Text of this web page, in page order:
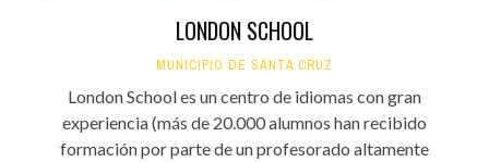
LONDON SCHOOL
MUNICIPIO DE SANTA CRUZ
London School es un centro de idiomas con gran
experiencia (más de 20.000 alumnos han recibido
formación por parte de un profesorado altamente